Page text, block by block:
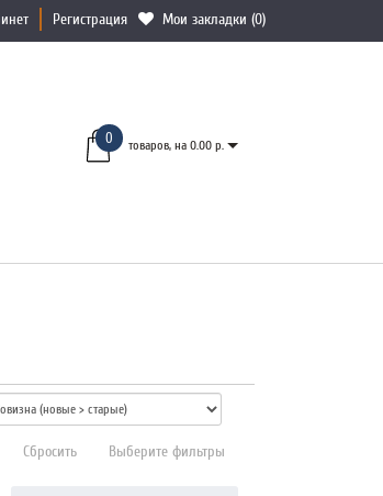
Регистрация Мои закладки (0)
0 товаров, на 0.00 р.
Сбросить Выберите фильтры